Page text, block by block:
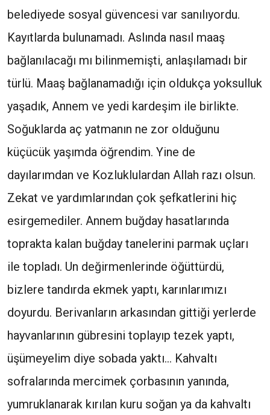
belediyede sosyal güvencesi var sanılıyordu.
Kayıtlarda bulunamadı. Aslında nasıl maaş
bağlanılacağı mı bilinmemişti, anlaşılamadı bir
türlü. Maaş bağlanamadığı için oldukça yoksulluk
yaşadık, Annem ve yedi kardeşim ile birlikte.
Soğuklarda aç yatmanın ne zor olduğunu
küçücük yaşımda öğrendim. Yine de
dayılarımdan ve Kozluklulardan Allah razı olsun.
Zekat ve yardımlarından çok şefkatlerini hiç
esirgemediler. Annem buğday hasatlarında
toprakta kalan buğday tanelerini parmak uçları
ile topladı. Un değirmenlerinde öğüttürdü,
bizlere tandırda ekmek yaptı, karınlarımızı
doyurdu. Berivanların arkasından gittiği yerlerde
hayvanlarının gübresini toplayıp tezek yaptı,
üşümeyelim diye sobada yaktı... Kahvaltı
sofralarında mercimek çorbasının yanında,
yumruklanarak kırılan kuru soğan ya da kahvaltı